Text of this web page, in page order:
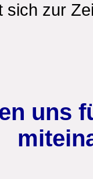
sich zur
uns